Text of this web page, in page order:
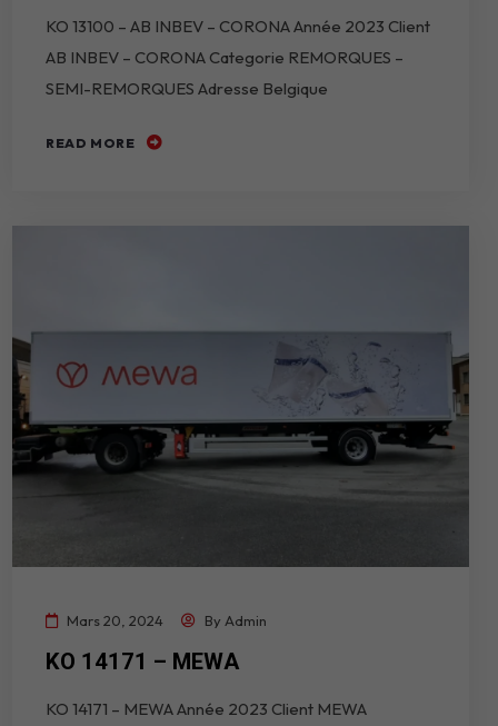
KO 13100 – AB INBEV – CORONA Année 2023 Client
AB INBEV – CORONA Categorie REMORQUES –
SEMI-REMORQUES Adresse Belgique
READ MORE
Mars 20, 2024 By Admin
KO 14171 – MEWA
KO 14171 – MEWA Année 2023 Client MEWA